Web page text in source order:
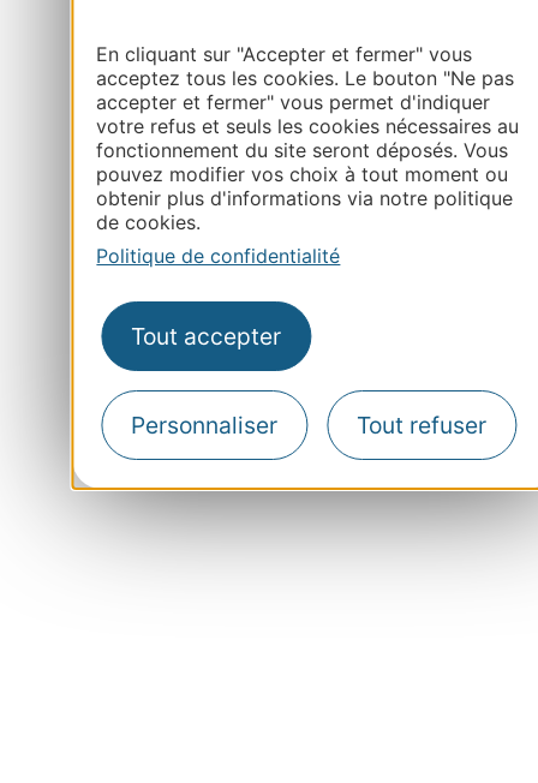
En cliquant sur "Accepter et fermer" vous
acceptez tous les cookies. Le bouton "Ne pas
accepter et fermer" vous permet d'indiquer
votre refus et seuls les cookies nécessaires au
fonctionnement du site seront déposés. Vous
pouvez modifier vos choix à tout moment ou
obtenir plus d'informations via notre politique
de cookies.
Politique de confidentialité
Tout accepter
Personnaliser Tout refuser